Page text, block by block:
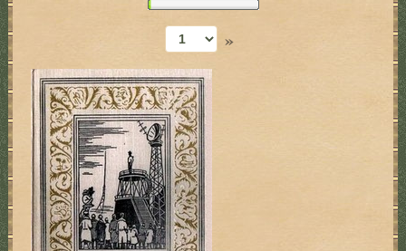
Установить
закладку
Настройки
Оглавление
»